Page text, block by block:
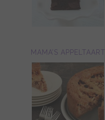
MAMA’S APPELTAART